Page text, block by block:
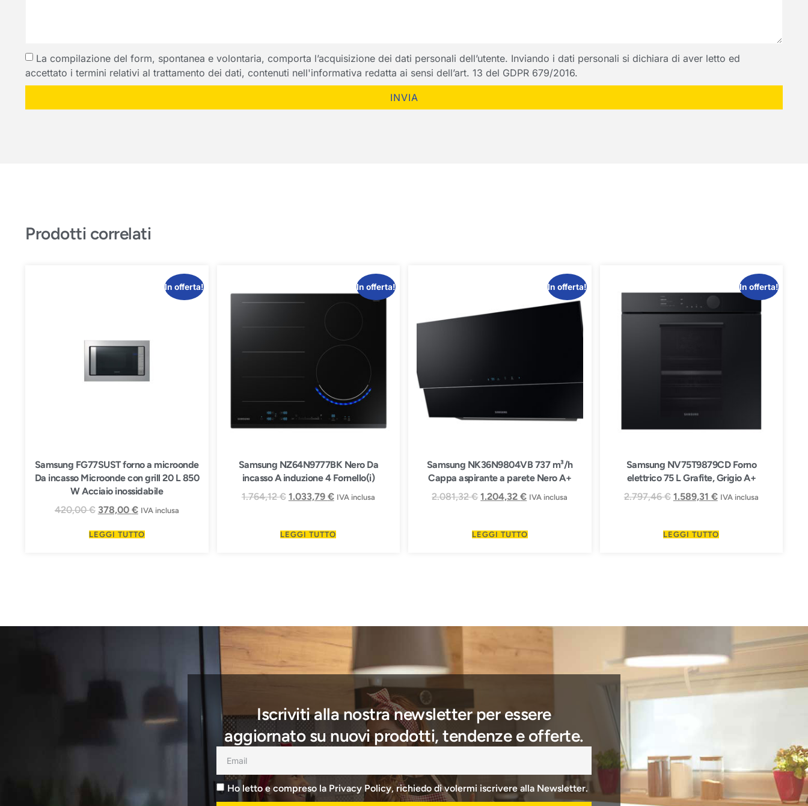
La compilazione del form, spontanea e volontaria, comporta l’acquisizione dei dati personali dell’utente. Inviando i dati personali si dichiara di aver letto ed
accettato i termini relativi al trattamento dei dati, contenuti nell'informativa redatta ai sensi dell’art. 13 del GDPR 679/2016.
INVIA
Prodotti correlati
In offerta!
Samsung FG77SUST forno a microonde
Da incasso Microonde con grill 20 L 850
W Acciaio inossidabile
420,00€ 378,00 € IVA inclusa
LEGGI TUTTO
In offerta!
Samsung NZ64N9777BK Nero Da
incasso A induzione 4 Fornello(i)
1.764,12€ 1.033,79 € IVA inclusa
LEGGI TUTTO
In offerta!
Samsung NK36N9804VB 737 m³/h
Cappa aspirante a parete Nero A+
2.081,32€ 1.204,32€ IVA inclusa
LEGGI TUTTO
In offerta!
Samsung NV75T9879CD Forno
elettrico 75 L Grafite, Grigio A+
2.797,46€ 1.589,31 € IVA inclusa
LEGGI TUTTO
Iscriviti alla nostra newsletter per essere
aggiornato su nuovi prodotti, tendenze e offerte.
Ho letto e compreso la Privacy Policy, richiedo di volermi iscrivere alla Newsletter.